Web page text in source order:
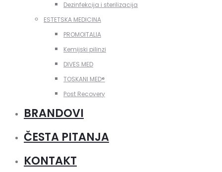
Dezinfekcija i sterilizacija
ESTETSKA MEDICINA
PROMOITALIA
Kemijski pilinzi
DIVES MED
TOSKANI MED®️
Post Recovery
BRANDOVI
ČESTA PITANJA
KONTAKT